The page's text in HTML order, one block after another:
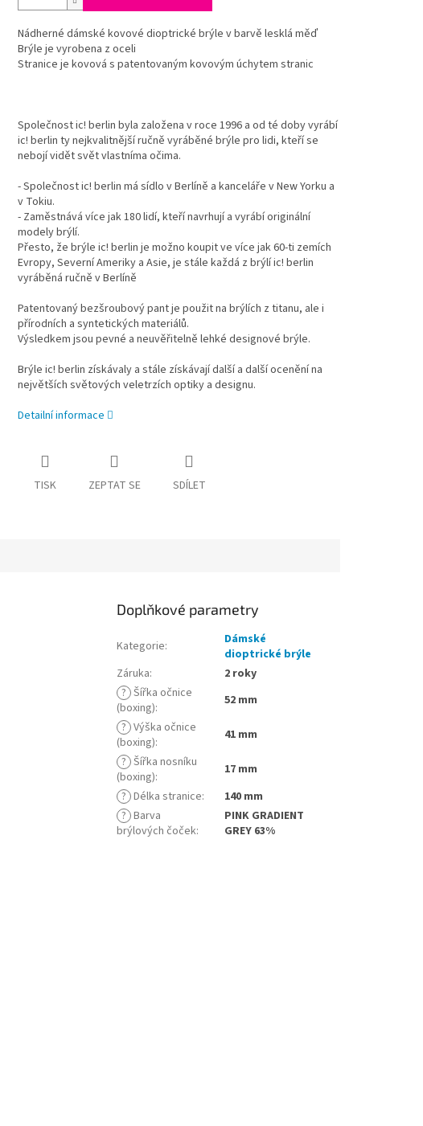
Nádherné dámské kovové dioptrické brýle v barvě lesklá měď
Brýle je vyrobena z oceli
Stranice je kovová s patentovaným kovovým úchytem stranic
Společnost ic! berlin byla založena v roce 1996 a od té doby vyrábí
ic! berlin ty nejkvalitnější ručně vyráběné brýle pro lidi, kteří se
nebojí vidět svět vlastníma očima.
- Společnost ic! berlin má sídlo v Berlíně a kanceláře v New Yorku a
v Tokiu.
- Zaměstnává více jak 180 lidí, kteří navrhují a vyrábí originální
modely brýlí.
Přesto, že brýle ic! berlin je možno koupit ve více jak 60-ti zemích
Evropy, Severní Ameriky a Asie, je stále každá z brýlí ic! berlin
vyráběná ručně v Berlíně
Patentovaný bezšroubový pant je použit na brýlích z titanu, ale i
přírodních a syntetických materiálů.
Výsledkem jsou pevné a neuvěřitelně lehké designové brýle.
Brýle ic! berlin získávaly a stále získávají další a další ocenění na
největších světových veletrzích optiky a designu.
Detailní informace
TISK ZEPTAT SE SDÍLET
Doplňkové parametry
Kategorie:
Dámské
dioptrické brýle
Záruka:
2 roky
? Šířka očnice
(boxing):
52 mm
? Výška očnice
(boxing):
41 mm
? Šířka nosníku
(boxing):
17 mm
? Délka stranice:
140 mm
? Barva
brýlových čoček:
PINK GRADIENT
GREY 63%